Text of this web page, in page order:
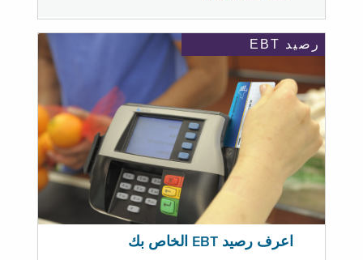
رصيد EBT
اعرف رصيد EBT الخاص بك